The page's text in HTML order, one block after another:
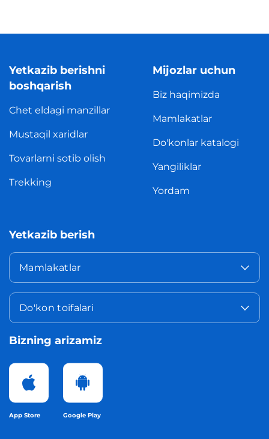
Yetkazib berishni
boshqarish
Chet eldagi manzillar
Mustaqil xaridlar
Tovarlarni sotib olish
Trekking
Mijozlar uchun
Biz haqimizda
Mamlakatlar
Do'konlar katalogi
Yangiliklar
Yordam
Yetkazib berish
Mamlakatlar
Do'kon toifalari
Bizning arizamiz
App Store Google Play